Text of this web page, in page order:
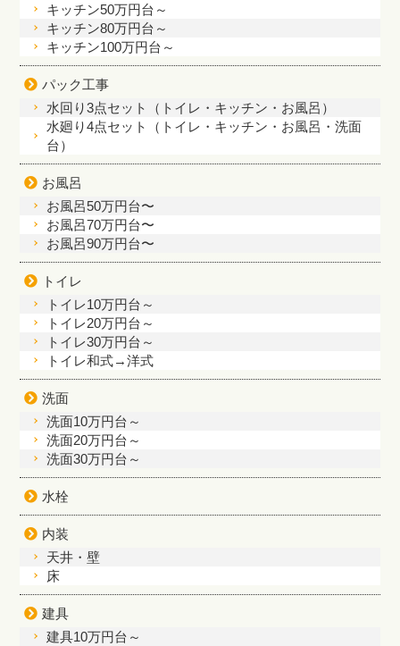
キッチン50万円台～
キッチン80万円台～
キッチン100万円台～
パック工事
水回り3点セット（トイレ・キッチン・お風呂）
水廻り4点セット（トイレ・キッチン・お風呂・洗面
台）
お風呂
お風呂50万円台〜
お風呂70万円台〜
お風呂90万円台〜
トイレ
トイレ10万円台～
トイレ20万円台～
トイレ30万円台～
トイレ和式→洋式
洗面
洗面10万円台～
洗面20万円台～
洗面30万円台～
水栓
内装
天井・壁
床
建具
建具10万円台～